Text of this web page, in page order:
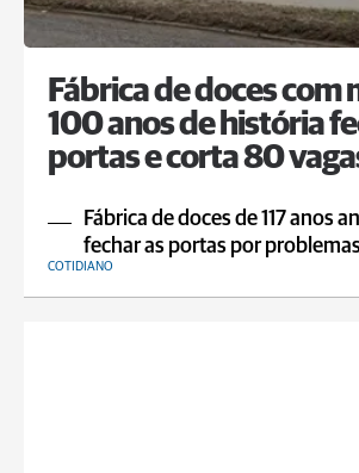
Fábrica de doces com
100 anos de história
portas e corta 80
Fábrica de doces de 117 anos
fechar as portas por
COTIDIANO